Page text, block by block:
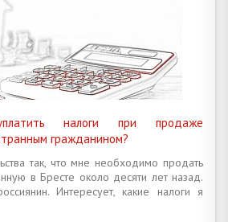
• ДАЧИ И САДОВОДСТВО
НЕДВИЖИМОСТЬ
• ПОРУЧИТЕЛЬСТВО, ЗАЛОГ
НЕСОВЕРШЕННОЛЕТНИЕ ДЕТИ 5
• БРАК И СЕМЬЯ
налоги при продаже
гражданином?
так, что мне необходимо продать
в Бресте около десяти лет назад.
Интересует, какие налоги я